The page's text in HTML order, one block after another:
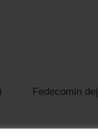
Fedecomin